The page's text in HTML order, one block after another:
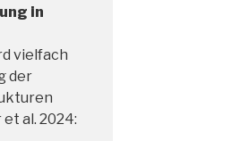
in
vielfach
der
al. 2024: